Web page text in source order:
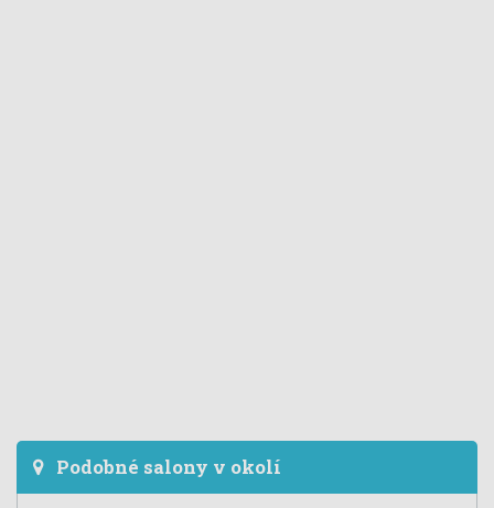
Podobné salony v okolí